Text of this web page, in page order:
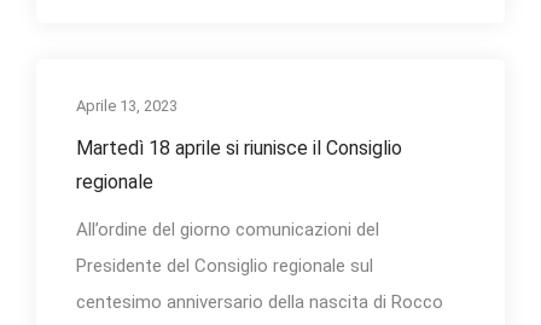
Aprile 13, 2023
Martedì 18 aprile si riunisce il Consiglio
regionale
All’ordine del giorno comunicazioni del
Presidente del Consiglio regionale sul
centesimo anniversario della nascita di Rocco